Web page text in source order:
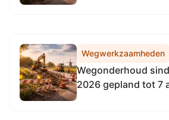
Wegwerkzaamheden
Wegonderhoud
2026 gepland tot 7